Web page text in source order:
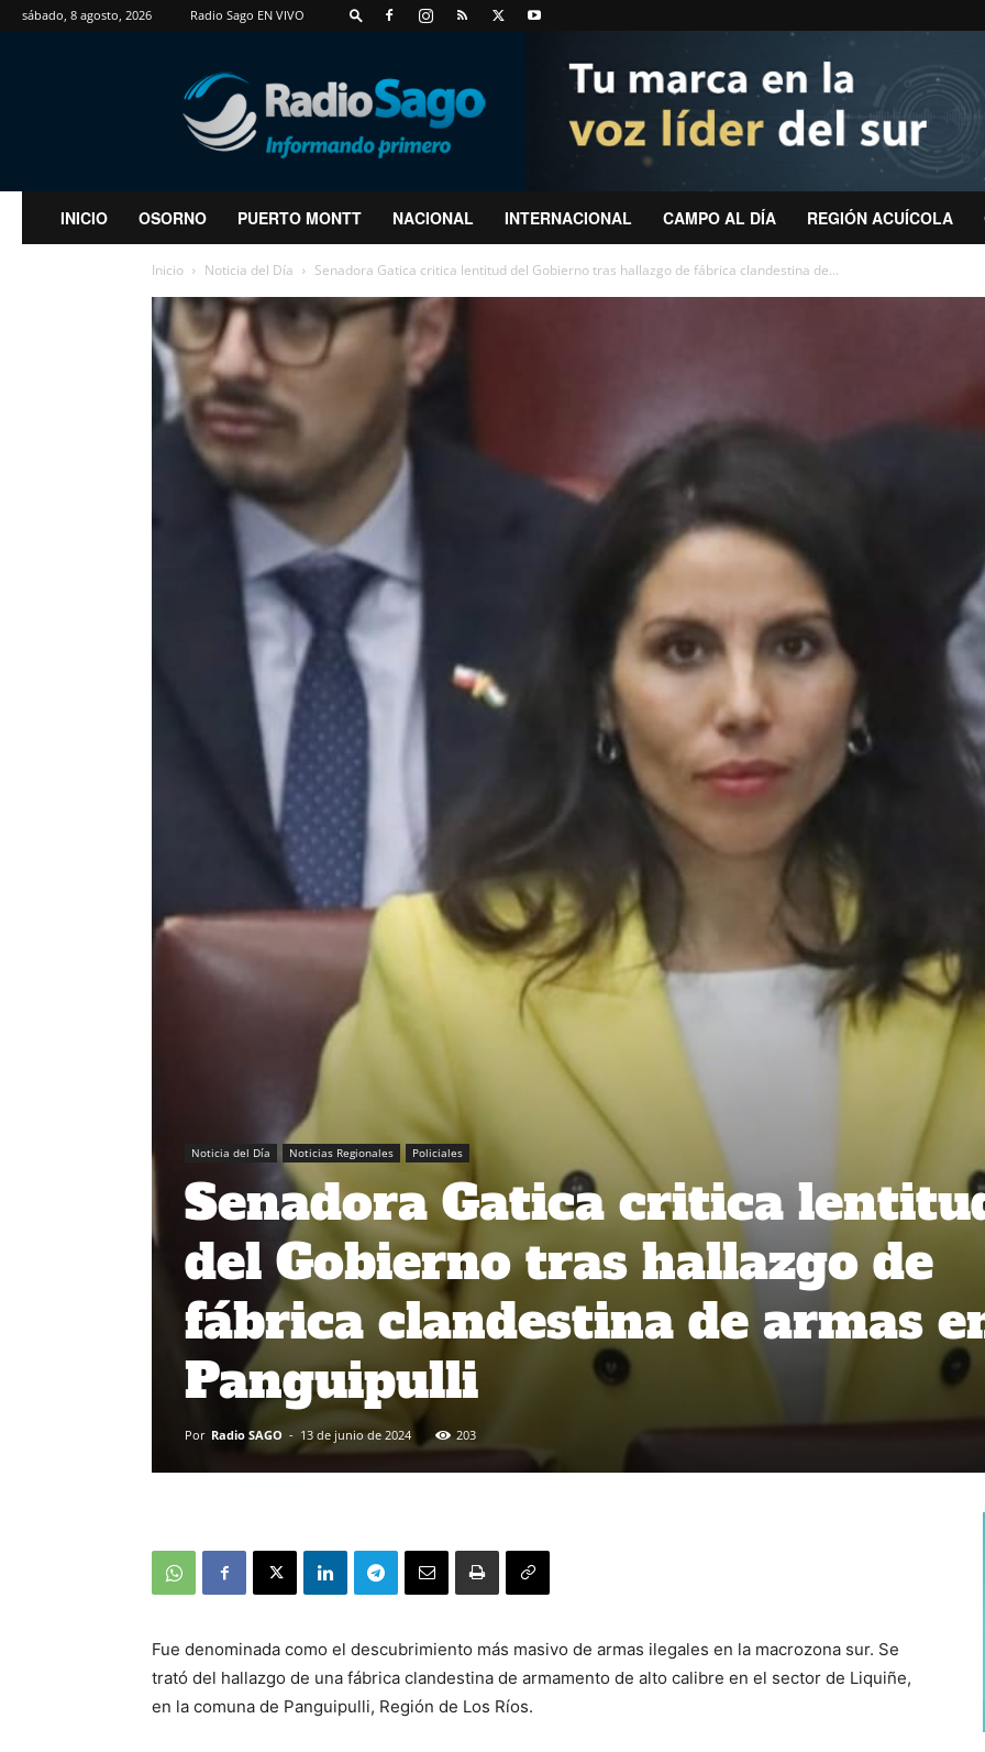
sábado, 8 agosto, 2026 Radio Sago EN VIVO
RadioSago
INICIO OSORNO PUERTO MONTT NACIONAL INTERNACIONAL CAMPO AL DÍA REGIÓN ACUÍCOLA
Inicio Noticia del Día Senadora Gatica critica lentitud del Gobierno tras hallazgo de fábrica clandestina de...
Noticia del Día Noticias Regionales Policiales
Senadora Gatica critica
del Gobierno tras hallazgo de
fábrica clandestina de armas
Panguipulli
Por Radio SAGO - 13 de junio de 2024 203
Fue denominada como el descubrimiento más masivo de armas ilegales en la macrozona sur. Se
trató del hallazgo de una fábrica clandestina de armamento de alto calibre en el sector de Liquiñe,
en la comuna de Panguipulli, Región de Los Ríos.